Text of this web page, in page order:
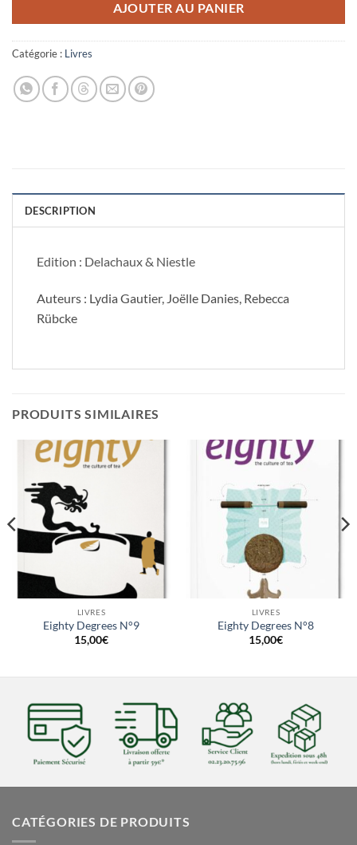
AJOUTER AU PANIER
Catégorie : Livres
DESCRIPTION
Edition : Delachaux & Niestle
Auteurs : Lydia Gautier, Joëlle Danies, Rebecca
Rübcke
PRODUITS SIMILAIRES
LIVRES
Eighty Degrees N°9
15,00€
LIVRES
Eighty Degrees N°8
15,00€
CATÉGORIES DE PRODUITS